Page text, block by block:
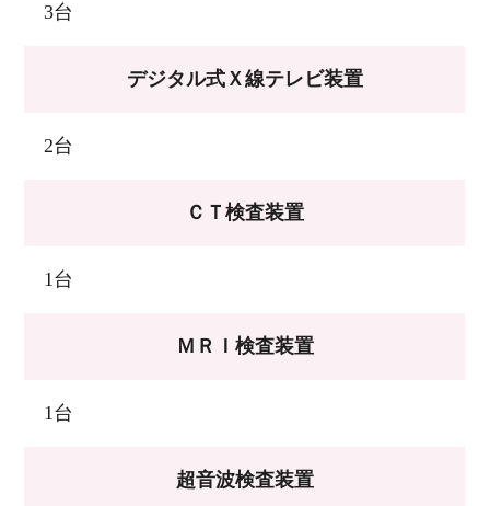
3台
デジタル式Ｘ線テレビ装置
2台
ＣＴ検査装置
1台
ＭＲＩ検査装置
1台
超音波検査装置